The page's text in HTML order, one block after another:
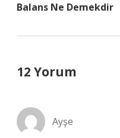
Balans Ne Demekdir
12 Yorum
Ayşe